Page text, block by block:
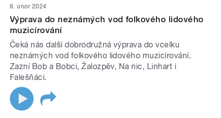
6. únor 2024
Výprava do neznámých vod folkového lidového
muzicírování
Čeká nás další dobrodružná výprava do vcelku
neznámých vod folkového lidového muzicírování.
Zazní Bob a Bobci, Žalozpěv, Na nic, Linhart i
Falešňáci.